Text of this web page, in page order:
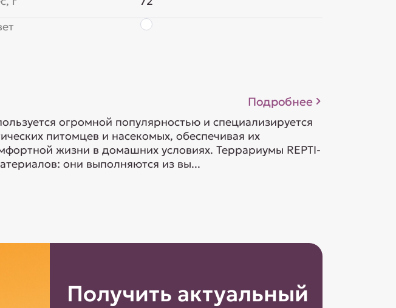
Подробнее
огромной популярностью и специализируется
питомцев и насекомых, обеспечивая их
жизни в домашних условиях. Террариумы REPTI-
они выполняются из вы...
Получить актуальный